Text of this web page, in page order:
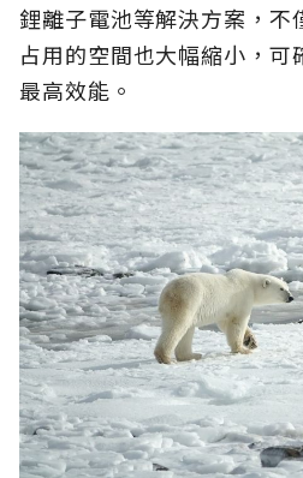
鋰離子電池等解決方案，不
占用的空間也大幅縮小，
最高效能。